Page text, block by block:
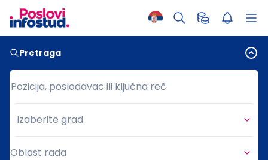
Pretraga
Pozicija, poslodavac ili ključna reč
Pozicija, poslodavac ili ključna reč
Grad
Izaberite grad
Oblast rada